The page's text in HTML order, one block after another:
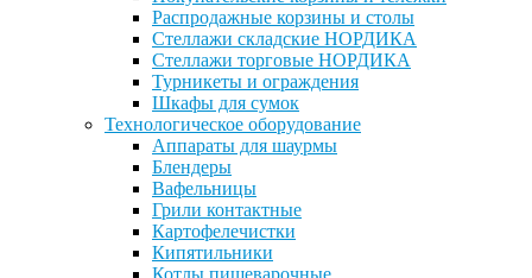
Распродажные корзины и столы
Стеллажи складские НОРДИКА
Стеллажи торговые НОРДИКА
Турникеты и ограждения
Шкафы для сумок
Технологическое оборудование
Аппараты для шаурмы
Блендеры
Вафельницы
Грили контактные
Картофелечистки
Кипятильники
Котлы пищеварочные